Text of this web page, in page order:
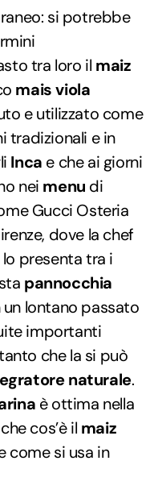
si potrebbe
tra loro il maiz
mais viola
e utilizzato come
tradizionali e in
Inca e che ai giorni
nei menu di
Gucci Osteria
dove la chef
lo presenta tra i
pannocchia
lontano passato
importanti
che la si può
naturale.
è ottima nella
cos’è il maiz
come si usa in